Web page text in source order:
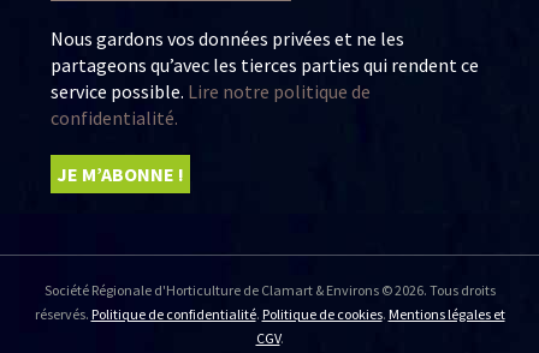
Nous gardons vos données privées et ne les
partageons qu’avec les tierces parties qui rendent ce
service possible. Lire notre politique de
confidentialité.
Société Régionale d'Horticulture de Clamart & Environs © 2026. Tous droits
réservés. Politique de confidentialité. Politique de cookies. Mentions légales et
CGV.